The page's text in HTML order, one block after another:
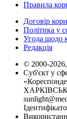
Правила
Договір
Політика у
Угода щодо
Редакція
© 2000-
Суб'єкт у